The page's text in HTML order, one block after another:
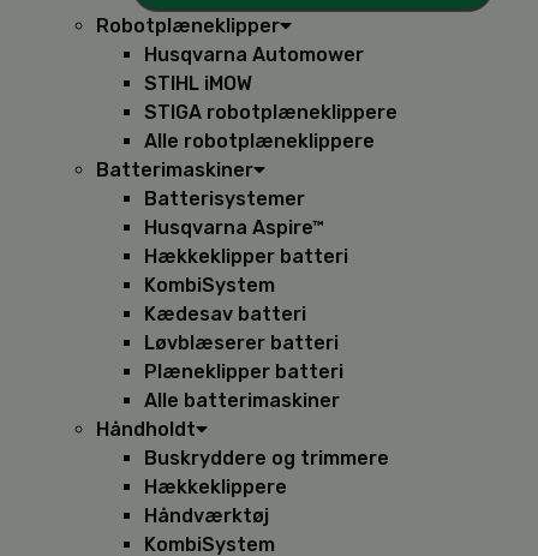
Robotplæneklipper
Husqvarna Automower
STIHL iMOW
STIGA robotplæneklippere
Alle robotplæneklippere
Batterimaskiner
Batterisystemer
Husqvarna Aspire™
Hækkeklipper batteri
KombiSystem
Kædesav batteri
Løvblæserer batteri
Plæneklipper batteri
Alle batterimaskiner
Håndholdt
Buskryddere og trimmere
Hækkeklippere
Håndværktøj
KombiSystem